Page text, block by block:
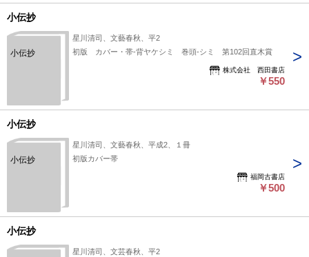
小伝抄
小伝抄
星川清司、文藝春秋、平2
初版 カバー・帯-背ヤケシミ 巻頭-シミ 第102回直木賞
株式会社 西田書店
￥550
小伝抄
小伝抄
星川清司、文藝春秋、平成2、１冊
初版カバー帯
福岡古書店
￥500
小伝抄
星川清司、文芸春秋、平2